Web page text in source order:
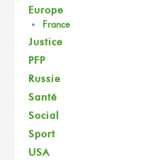
Europe
France
Justice
PFP
Russie
Santé
Social
Sport
USA